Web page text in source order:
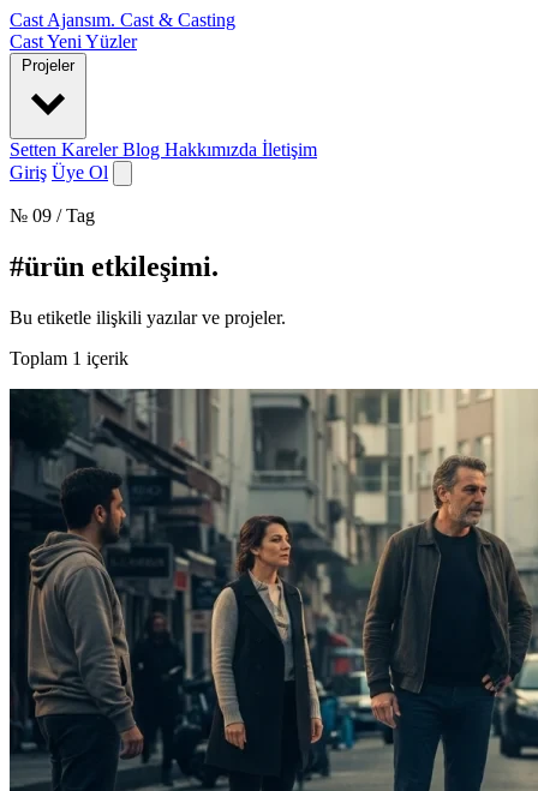
Cast Ajansım. Cast & Casting
CastYeni Yüzler
Projeler
Setten KarelerBlog Hakkımızda İletişim
Giriş Üye Ol
№ 09 / Tag
#ürün etkileşimi.
Bu etiketle ilişkili yazılar ve projeler.
Toplam 1 içerik